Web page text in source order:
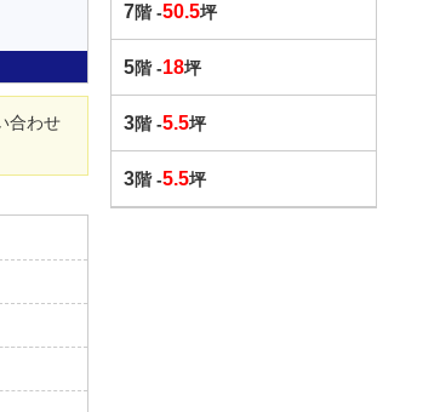
合わせ
7階 -50.5坪
5階 -18坪
3階 -5.5坪
3階 -5.5坪